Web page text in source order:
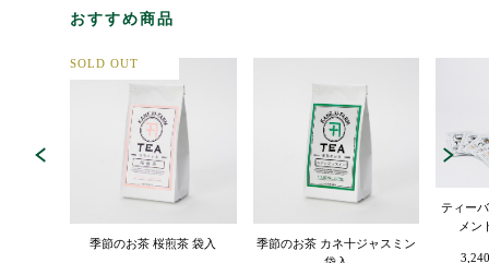
おすすめ商品
季節のお茶 桜煎茶 袋入
SOLD OUT
季節のお茶 カネ十ジャスミン
ティー
メン